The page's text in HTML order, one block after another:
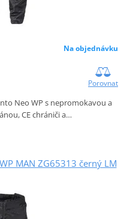
Na objednávku
Porovnat
Neo WP s nepromokavou a
CE chrániči a…
MAN ZG65313 černý LM